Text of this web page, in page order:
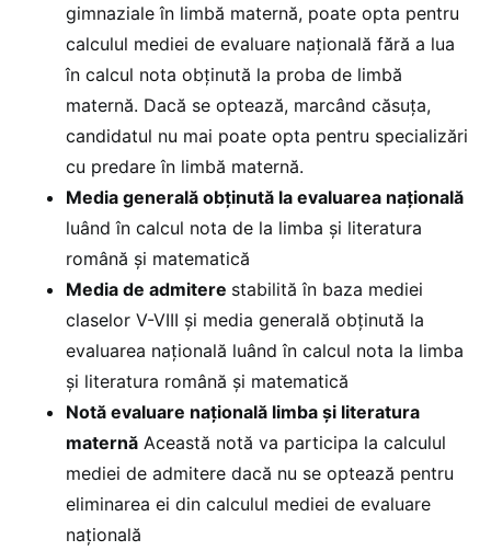
gimnaziale în limbă maternă, poate opta pentru
calculul mediei de evaluare naţională fără a lua
în calcul nota obţinută la proba de limbă
maternă. Dacă se optează, marcând căsuţa,
candidatul nu mai poate opta pentru specializări
cu predare în limbă maternă.
Media generală obţinută la evaluarea naţională
luând în calcul nota de la limba şi literatura
română şi matematică
Media de admitere stabilită în baza mediei
claselor V-VIII şi media generală obţinută la
evaluarea naţională luând în calcul nota la limba
şi literatura română şi matematică
Notă evaluare naţională limba şi literatura
maternă Această notă va participa la calculul
mediei de admitere dacă nu se optează pentru
eliminarea ei din calculul mediei de evaluare
naţională